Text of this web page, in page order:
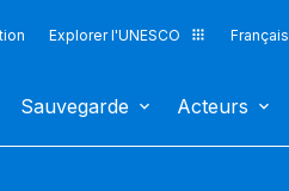
Explorer l'UNESCO
Français
Sauvegarde Acteurs